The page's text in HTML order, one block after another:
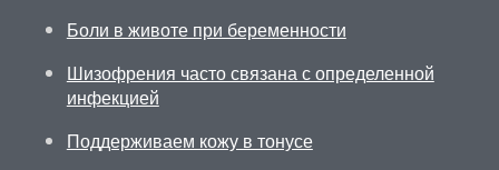
Боли в животе при беременности
Шизофрения часто связана с определенной
инфекцией
Поддерживаем кожу в тонусе